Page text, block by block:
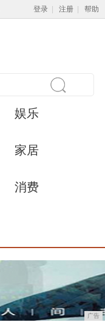
登录 注册 帮助
娱乐
家居
消费
广告